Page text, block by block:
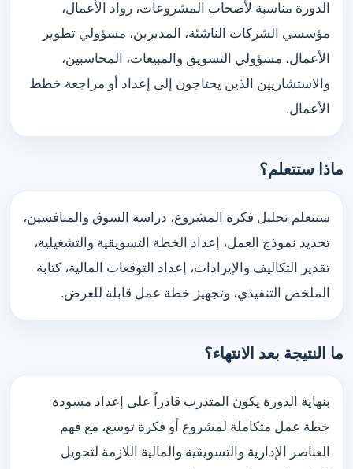
الدورة مناسبة لأصحاب المشروعات، رواد الأعمال،
مؤسسي الشركات الناشئة، المديرين، مسؤولي تطوير
الأعمال، مسؤولي التسويق والمبيعات، المحاسبين،
والاستشاريين الذين يحتاجون إلى إعداد أو مراجعة خطط
الأعمال.
ماذا ستتعلم؟
ستتعلم تحليل فكرة المشروع، دراسة السوق والمنافسين،
تحديد نموذج العمل، إعداد الخطة التسويقية والتشغيلية،
تقدير التكاليف والإيرادات، إعداد التوقعات المالية، كتابة
الملخص التنفيذي، وتجهيز خطة عمل قابلة للعرض.
ما النتيجة بعد الانتهاء؟
بنهاية الدورة يكون المتدرب قادراً على إعداد مسودة
خطة عمل متكاملة لمشروع أو فكرة توسع، مع فهم
العناصر الإدارية والتسويقية والمالية اللازمة لتحويل